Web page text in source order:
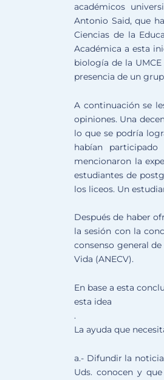
académicos
Antonio Said, que
Ciencias de la
Académica a esta
biología de la
presencia de un
A continuación se
opiniones. Una
lo que se podría
habían
mencionaron la
estudiantes de
los liceos. Un
Después de haber
la sesión con la
consenso general
Vida (ANECV).
En base a esta
esta idea
.
La ayuda que
a.- Difundir la
Uds. conocen y